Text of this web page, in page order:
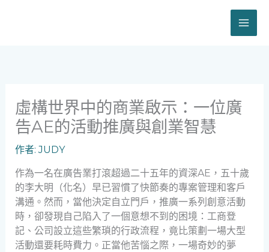
虛構世界中的商業啟示：一位廣
告AE的活動推廣與創業智慧
作者:JUDY
作為一名在廣告業打滾超過二十五年的資深AE，五十歲
的李大明（化名）早已習慣了快節奏的專案管理和客戶
溝通。然而，當他決定自立門戶，推廣一系列創意活動
時，卻發現自己陷入了一個意想不到的困境：工商登
記、公司設立這些繁瑣的行政流程，竟比策劃一場大型
活動還要耗時費力。正當他苦惱之際，一場奇妙的夢